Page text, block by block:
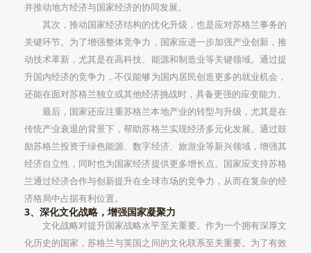
并推动地方经济与国家经济的协同发展。
其次，推动国家经济结构的优化升级，也是应对苏格兰事务的
关键环节。为了增强整体竞争力，国家应进一步加强产业创新，推
动技术革新，尤其是在高科技、能源和制造业等关键领域。通过提
升国内经济的竞争力，不仅能够为国内居民创造更多的就业机会，
还能在面对苏格兰独立或其他经济挑战时，具备更强的应变能力。
最后，国家还应注重苏格兰本地产业的转型与升级，尤其是在
传统产业衰退的背景下，帮助苏格兰实现经济多元化发展。通过鼓
励苏格兰投资于绿色能源、数字经济、旅游业等新兴领域，增强其
经济自立性，同时也为国家经济提供更多增长点。国家应支持苏格
兰通过经济合作与创新提升在全球市场的竞争力，从而在复杂的经
济格局中占据有利位置。
3、深化文化战略，增强国家凝聚力
文化战略对提升国家战略水平至关重要。作为一个拥有深厚文
化历史的国家，苏格兰与英国之间的文化联系至关重要。为了有效